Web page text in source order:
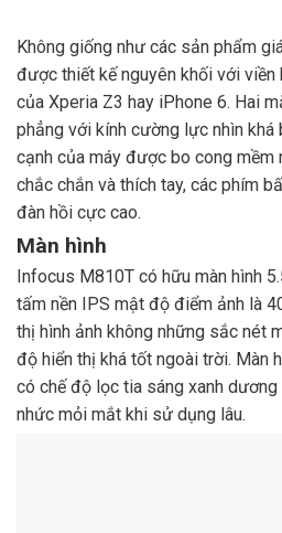
Không giống như các sản phẩm
được thiết kế nguyên khối với
của Xperia Z3 hay iPhone 6. Hai
phẳng với kính cường lực nhìn khá
cạnh của máy được bo cong
chắc chắn và thích tay, các phím
đàn hồi cực cao.
Màn hình
Infocus M810T có hữu màn hình
tấm nền IPS mật độ điểm ảnh là
thị hình ảnh không những sắc nét
độ hiển thị khá tốt ngoài trời. Màn
có chế độ lọc tia sáng xanh
nhức mỏi mắt khi sử dụng lâu.